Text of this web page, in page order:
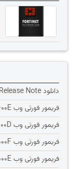
دانلود Release Note فریمور فورتی وب ورژن 7.4.13
فریمور فورتی وب FWB-600E ورژن 7.4.13
فریمور فورتی وب FWB-600D ورژن 7.4.13
فریمور فورتی وب FWB-1000F ورژن 7.4.13
فریمور فورتی وب FWB-1000E ورژن 7.4.13